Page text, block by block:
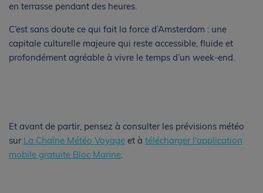
en terrasse pendant des heures.
C’est sans doute ce qui fait la force d’Amsterdam : une
capitale culturelle majeure qui reste accessible, fluide et
profondément agréable à vivre le temps d’un week-end.
Et avant de partir, pensez à consulter les prévisions météo
sur La Chaîne Météo Voyage et à télécharger l'application
mobile gratuite Bloc Marine.